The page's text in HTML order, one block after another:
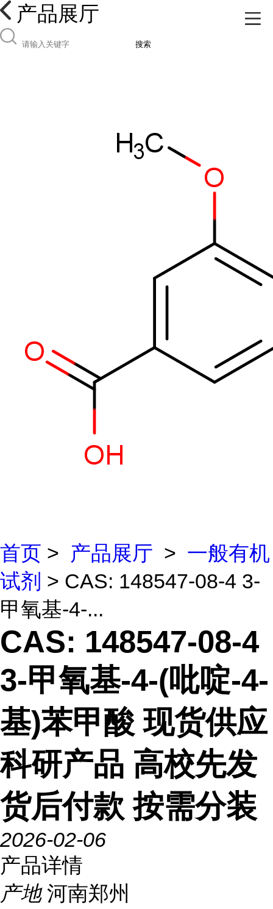
产品展厅
搜索
首页 > 产品展厅 > 一般有机
试剂 > CAS: 148547-08-4 3-
甲氧基-4-...
CAS: 148547-08-4
3-甲氧基-4-(吡啶-4-
基)苯甲酸 现货供应
科研产品 高校先发
货后付款 按需分装
2026-02-06
产品详情
产地 河南郑州